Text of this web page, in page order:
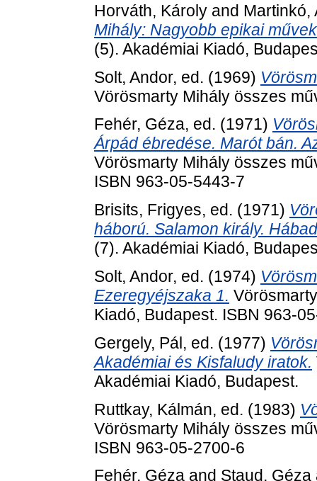
Horváth, Károly and Martinkó,
Mihály: Nagyobb epikai
(5). Akadémiai Kiadó,
Solt, Andor, ed. (1969)
Vörösmarty Mihály összes
Fehér, Géza, ed. (1971)
Árpád ébredése. Marót bán.
Vörösmarty Mihály összes
ISBN 963-05-5443-7
Brisits, Frigyes, ed. (1971)
háború. Salamon király.
(7). Akadémiai Kiadó,
Solt, Andor, ed. (1974)
Ezeregyéjszaka 1.
Kiadó, Budapest. ISBN 963-
Gergely, Pál, ed. (1977)
Akadémiai és Kisfaludy iratok.
Akadémiai Kiadó, Budapest.
Ruttkay, Kálmán, ed. (1983)
Vörösmarty Mihály összes
ISBN 963-05-2700-6
Fehér, Géza and Staud, Géza